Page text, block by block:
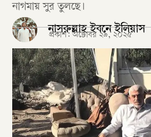
নাগমায় সুর তুলছে।
নাসরুল্লাহ ইবনে ইলিয়াস
প্রকাশ: অক্টোবর ২৯, ২০২৫